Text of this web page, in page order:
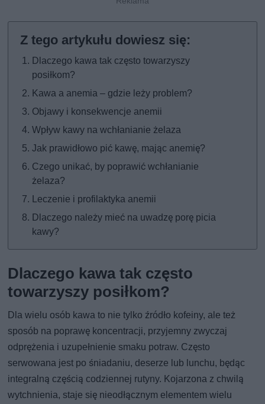
Dlaczego kawa tak często towarzyszy
posiłkom?
Kawa a anemia – gdzie leży problem?
Objawy i konsekwencje anemii
Wpływ kawy na wchłanianie żelaza
Jak prawidłowo pić kawę, mając anemię?
Czego unikać, by poprawić wchłanianie
żelaza?
Leczenie i profilaktyka anemii
Dlaczego należy mieć na uwadzę porę picia
kawy?
Dlaczego kawa tak często
towarzyszy posiłkom?
Dla wielu osób kawa to nie tylko źródło kofeiny, ale też
sposób na poprawę koncentracji, przyjemny zwyczaj
odprężenia i uzupełnienie smaku potraw. Często
serwowana jest po śniadaniu, deserze lub lunchu, będąc
integralną częścią codziennej rutyny. Kojarzona z chwilą
wytchnienia, staje się nieodłącznym elementem wielu